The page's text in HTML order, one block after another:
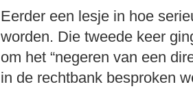
Eerder een lesje in hoe
worden. Die tweede keer
om het “negeren van een
in de rechtbank besproken